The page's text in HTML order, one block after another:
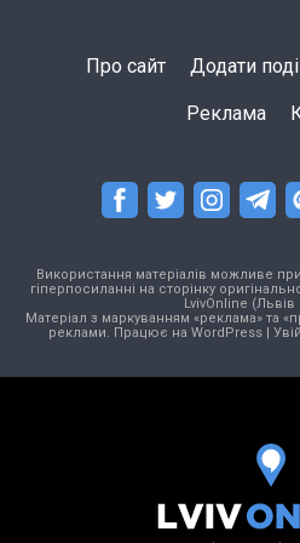
Про сайт Додати
Реклама
Використання матеріалів можливе
гіперпосиланні на сторінку
LvivOnline
Матеріал з маркуванням «реклама» та
реклами. Працює на WordPress|